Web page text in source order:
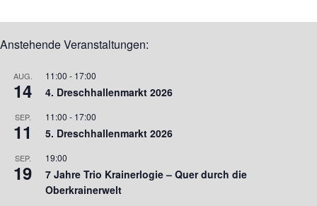
Anstehende Veranstaltungen:
AUG.
14
11:00 - 17:00
4. Dreschhallenmarkt 2026
SEP.
11
11:00 - 17:00
5. Dreschhallenmarkt 2026
SEP.
19
19:00
7 Jahre Trio Krainerlogie – Quer durch die
Oberkrainerwelt